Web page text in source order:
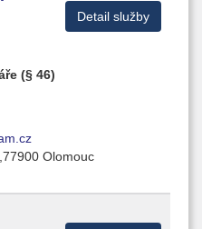
Detail služby
(§ 46)
Olomouc